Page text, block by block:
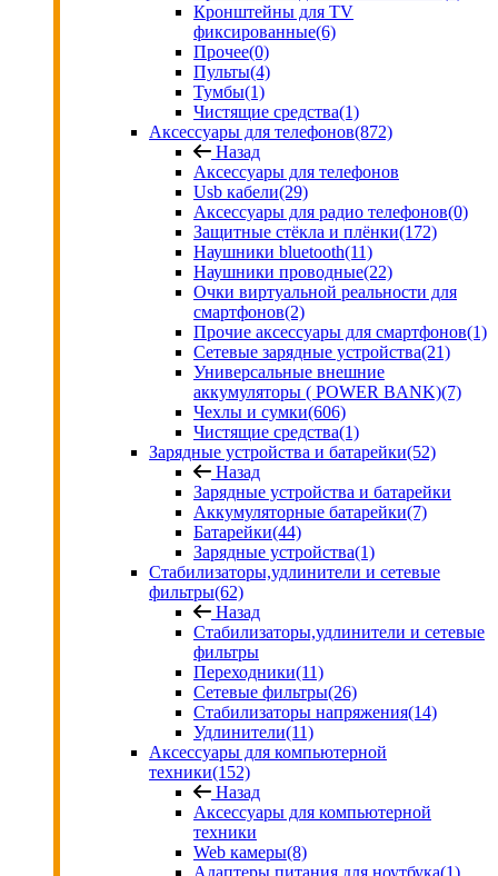
Кронштейны для TV
фиксированные(6)
Прочее(0)
Пульты(4)
Тумбы(1)
Чистящие средства(1)
Аксессуары для телефонов(872)
Назад
Аксессуары для телефонов
Usb кабели(29)
Аксессуары для радио телефонов(0)
Защитные стёкла и плёнки(172)
Наушники bluetooth(11)
Наушники проводные(22)
Очки виртуальной реальности для
смартфонов(2)
Прочие аксессуары для смартфонов(1)
Сетевые зарядные устройства(21)
Универсальные внешние
аккумуляторы ( POWER BANK)(7)
Чехлы и сумки(606)
Чистящие средства(1)
Зарядные устройства и батарейки(52)
Назад
Зарядные устройства и батарейки
Аккумуляторные батарейки(7)
Батарейки(44)
Зарядные устройства(1)
Стабилизаторы,удлинители и сетевые
фильтры(62)
Назад
Стабилизаторы,удлинители и сетевые
фильтры
Переходники(11)
Сетевые фильтры(26)
Стабилизаторы напряжения(14)
Удлинители(11)
Аксессуары для компьютерной
техники(152)
Назад
Аксессуары для компьютерной
техники
Web камеры(8)
Адаптеры питания для ноутбука(1)